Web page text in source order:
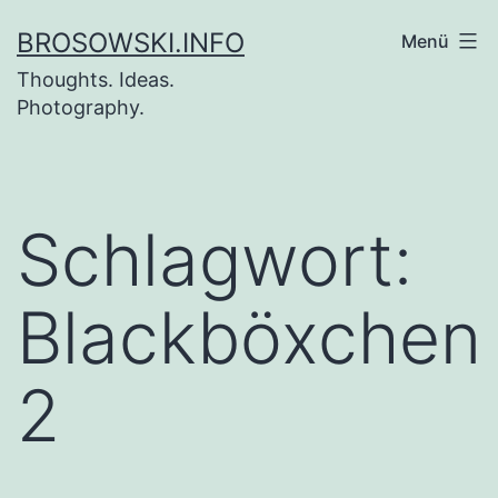
Inhalt
springen
BROSOWSKI.INFO
Thoughts. Ideas.
Photography.
Menü
Schlagwort:
Blackböxchen
2